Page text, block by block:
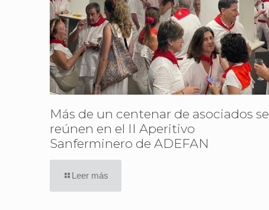
Más de un centenar de asociados se
reúnen en el II Aperitivo
Sanferminero de ADEFAN
Leer más